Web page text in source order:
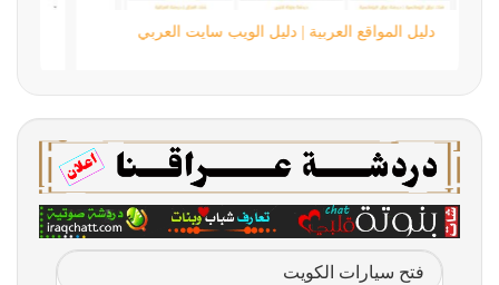
دليل المواقع العربية | دليل الويب سايت العربي
فتح سيارات الكويت